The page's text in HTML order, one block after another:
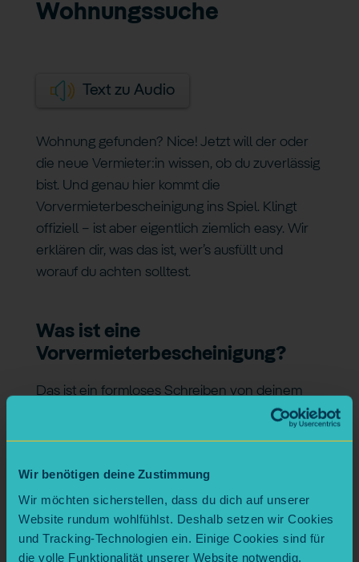
Wir benötigen deine Zustimmung
Wir möchten sicherstellen, dass du dich auf unserer
Website rundum wohlfühlst. Deshalb setzen wir Cookies
und Tracking-Technologien ein. Einige Cookies sind für
die volle Funktionalität unserer Website notwendig,
Wohnungssuche
Text zu Audio
Wohnung gefunden? Nice! Jetzt will der oder
die neue Vermieter:in wissen, ob du zuverlässig
bist. Und genau hier kommt die
Vorvermieterbescheinigung ins Spiel. Klingt
offiziell – ist aber eigentlich ziemlich easy. Wir
erklären dir, was das ist, wer’s ausfüllt und
worauf du achten solltest.
Was ist eine
Vorvermieterbescheinigung?
Das ist ein formloses Schreiben von deinem
ob du deine Miete immer pünktlich gezahlt
ob es irgendwelche Probleme gab (z. B.
Lärmbeschwerden)
ob du mit allem im Reinen ausgezogen bist